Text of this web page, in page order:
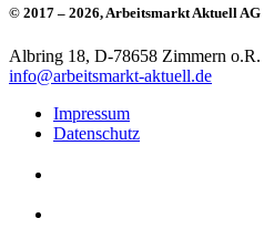
© 2017 – 2026, Arbeitsmarkt Aktuell AG
Albring 18, D-78658 Zimmern o.R.
info@arbeitsmarkt-aktuell.de
Impressum
Datenschutz